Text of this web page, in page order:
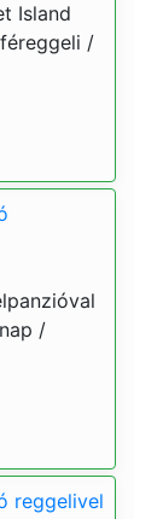
Island
/
/
reggelivel